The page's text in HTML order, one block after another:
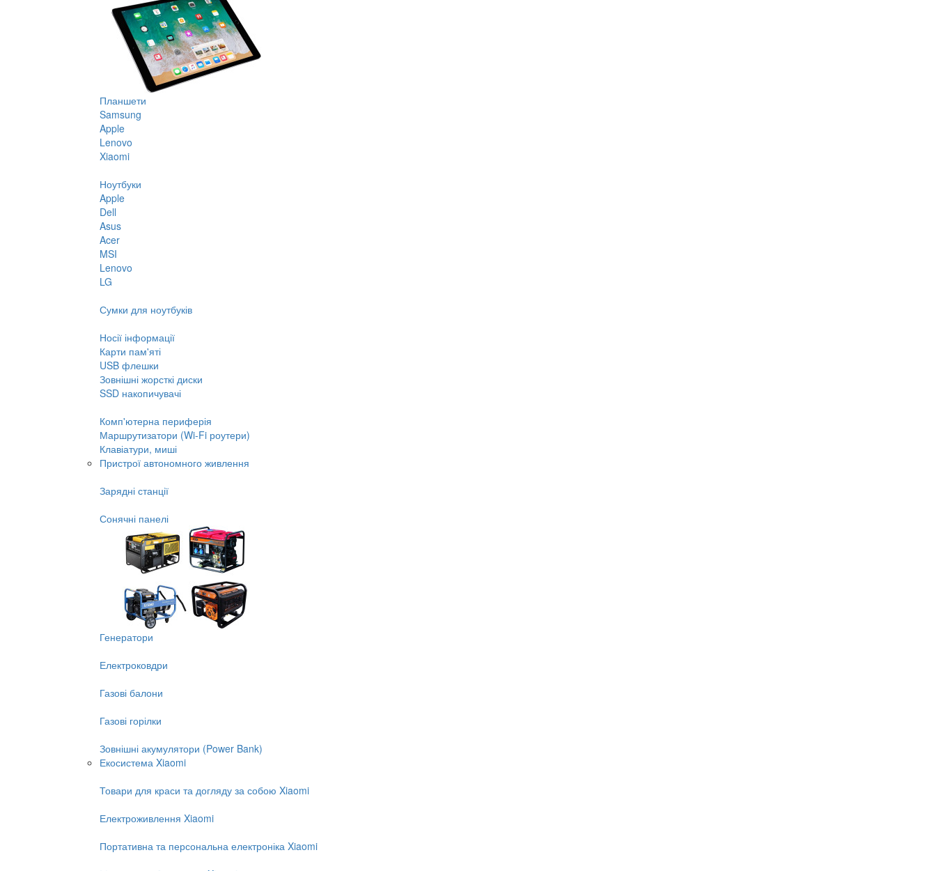
Планшети
Samsung
Apple
Lenovo
Xiaomi
Ноутбуки
Apple
Dell
Asus
Acer
MSI
Lenovo
LG
Сумки для ноутбуків
Носії інформації
Карти пам'яті
USB флешки
Зовнішні жорсткі диски
SSD накопичувачі
Комп'ютерна периферія
Маршрутизатори (Wi-Fi роутери)
Клавіатури, миші
Пристрої автономного живлення
Зарядні станції
Сонячні панелі
Генератори
Електроковдри
Газові балони
Газові горілки
Зовнішні акумулятори (Power Bank)
Екосистема Xiaomi
Товари для краси та догляду за собою Xiaomi
Електроживлення Xiaomi
Портативна та персональна електроніка Xiaomi